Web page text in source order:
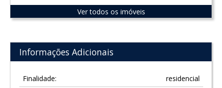
Ver todos os imóveis
Informações Adicionais
Finalidade: residencial